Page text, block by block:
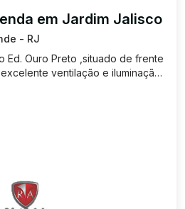
em Jardim Jalisco
- RJ
Ed. Ouro Preto ,situado de frente
ventilação e iluminação
quartos (sendo 1 suíte e 1 quarto
com sacada Cozinha Área de